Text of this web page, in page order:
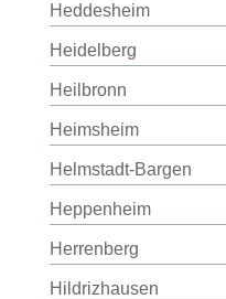
Heddesheim
Heidelberg
Heilbronn
Heimsheim
Helmstadt-Bargen
Heppenheim
Herrenberg
Hildrizhausen